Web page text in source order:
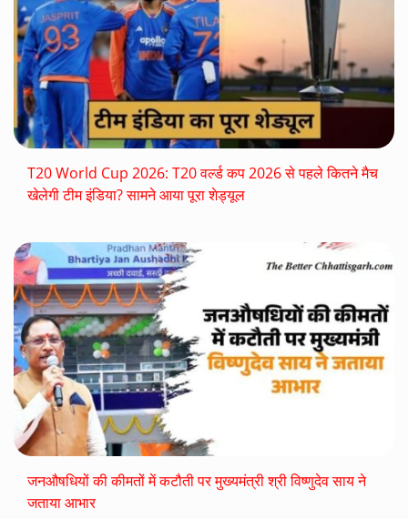
T20 World Cup 2026: T20 वर्ल्ड कप 2026 से पहले कितने मैच
खेलेगी टीम इंडिया? सामने आया पूरा शेड्यूल
जनऔषधियों की कीमतों में कटौती पर मुख्यमंत्री श्री विष्णुदेव साय ने
जताया आभार